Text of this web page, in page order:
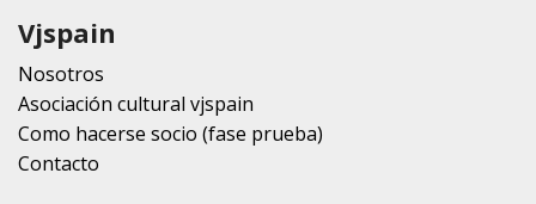
Vjspain
Nosotros
Asociación cultural vjspain
Como hacerse socio (fase prueba)
Contacto